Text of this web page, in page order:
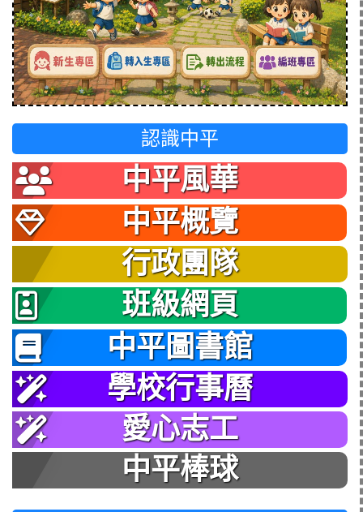
認識中平
中平風華
中平概覽
行政團隊
班級網頁
中平圖書館
學校行事曆
愛心志工
中平棒球